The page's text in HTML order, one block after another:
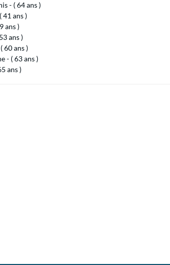
- ( 64 ans )
41 ans )
ans )
ans )
60 ans )
- ( 63 ans )
ans )